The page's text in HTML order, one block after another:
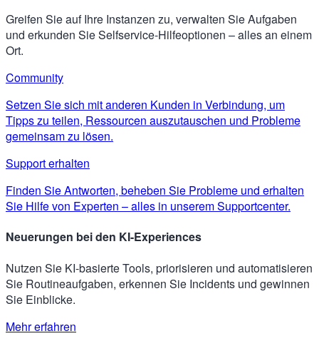
Greifen Sie auf Ihre Instanzen zu, verwalten Sie Aufgaben
und erkunden Sie Selfservice-Hilfeoptionen – alles an einem
Ort.
Community
Setzen Sie sich mit anderen Kunden in Verbindung, um
Tipps zu teilen, Ressourcen auszutauschen und Probleme
gemeinsam zu lösen.
Support erhalten
Finden Sie Antworten, beheben Sie Probleme und erhalten
Sie Hilfe von Experten – alles in unserem Supportcenter.
Neuerungen bei den KI-Experiences
Nutzen Sie KI-basierte Tools, priorisieren und automatisieren
Sie Routineaufgaben, erkennen Sie Incidents und gewinnen
Sie Einblicke.
Mehr erfahren